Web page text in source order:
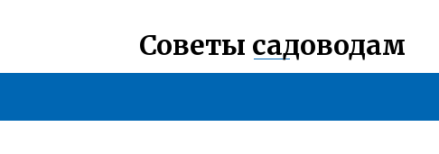
Советы садоводам